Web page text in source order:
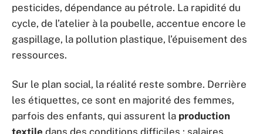
pesticides, dépendance au pétrole. La rapidité du
cycle, de l’atelier à la poubelle, accentue encore le
gaspillage, la pollution plastique, l’épuisement des
ressources.
Sur le plan social, la réalité reste sombre. Derrière
les étiquettes, ce sont en majorité des femmes,
parfois des enfants, qui assurent la production
textile dans des conditions difficiles : salaires